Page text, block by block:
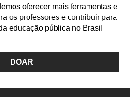
oferecer mais ferramentas e
os professores e contribuir para
educação pública no Brasil
DOAR